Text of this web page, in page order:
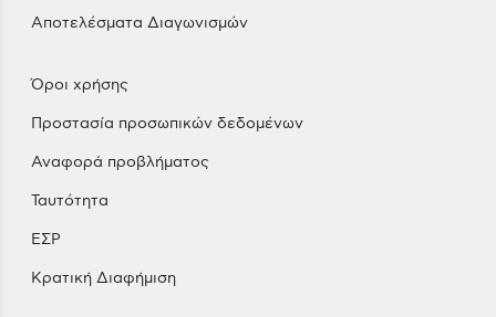
Αποτελέσματα Διαγωνισμών
Όροι χρήσης
Προστασία προσωπικών δεδομένων
Αναφορά προβλήματος
Ταυτότητα
ΕΣΡ
Κρατική Διαφήμιση